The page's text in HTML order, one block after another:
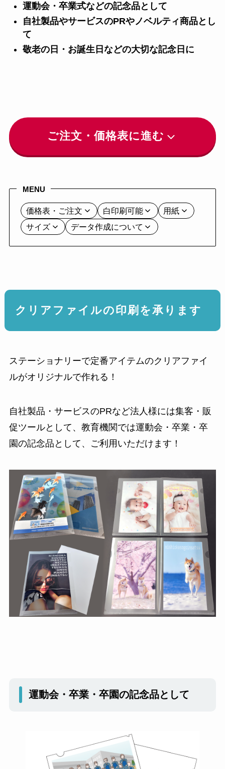
運動会・卒業式などの記念品として
自社製品やサービスのPRやノベルティ商品とし
て
敬老の日・お誕生日などの大切な記念日に
ご注文・価格表に進む
MENU
価格表・ご注文 白印刷可能
用紙
サイズ
データ作成について
クリアファイルの印刷を承ります
ステーショナリーで定番アイテムのクリアファイ
ルがオリジナルで作れる！
自社製品・サービスのPRなど法人様には集客・販
促ツールとして、教育機関では運動会・卒業・卒
園の記念品として、ご利用いただけます！
運動会・卒業・卒園の記念品として